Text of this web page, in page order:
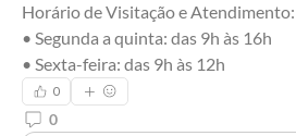
Horário de Visitação e Atendimento:
• Segunda a quinta: das 9h às 16h
• Sexta-feira: das 9h às 12h
0
0